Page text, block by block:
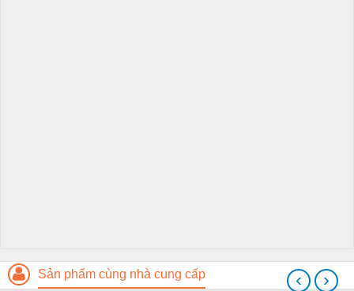
Sản phẩm cùng nhà cung cấp ‹ ›